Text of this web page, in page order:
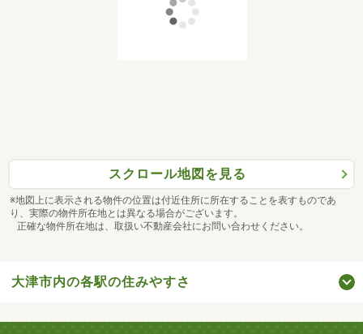
スクロール地図を見る
※地図上に表示される物件の位置は付近住所に所在することを表すものであ
り、実際の物件所在地とは異なる場合がございます。
正確な物件所在地は、取扱い不動産会社にお問い合わせください。
大津市内の各駅の住みやすさ